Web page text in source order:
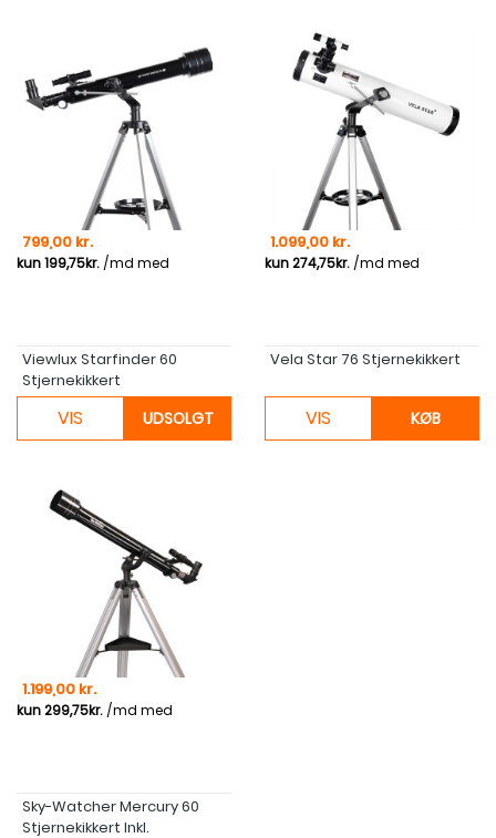
Pris
799,00 kr.
Viewlux Starfinder 60
Stjernekikkert
VIS UDSOLGT
Pris
1.099,00 kr.
Vela Star 76 Stjernekikkert
VIS KØB
Pris
1.199,00 kr.
Sky-Watcher Mercury 60
Stjernekikkert Inkl.